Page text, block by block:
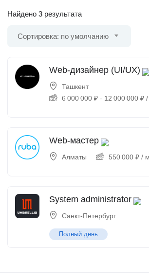
Найдено 3 результата
Сортировка: по умолчанию
Web-дизайнер (UI/UX)
Ташкент
6 000 000 ₽ - 12 000 000 ₽
Web-мастер
Алматы 550 000 ₽ /
System administrator
Санкт-Петербург
Полный день